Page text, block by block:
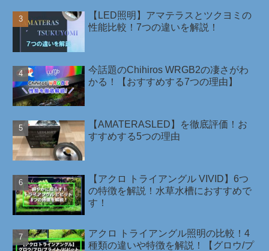
【LED照明】アマテラスとツクヨミの
性能比較！7つの違いを解説！
今話題のChihiros WRGB2の凄さがわ
かる！【おすすめする7つの理由】
【AMATERASLED】を徹底評価！お
すすめする5つの理由
【アクロ トライアングル VIVID】6つ
の特徴を解説！水草水槽におすすめで
す！
アクロ トライアングル照明の比較！4
種類の違いや特徴を解説！【グロウ/プ